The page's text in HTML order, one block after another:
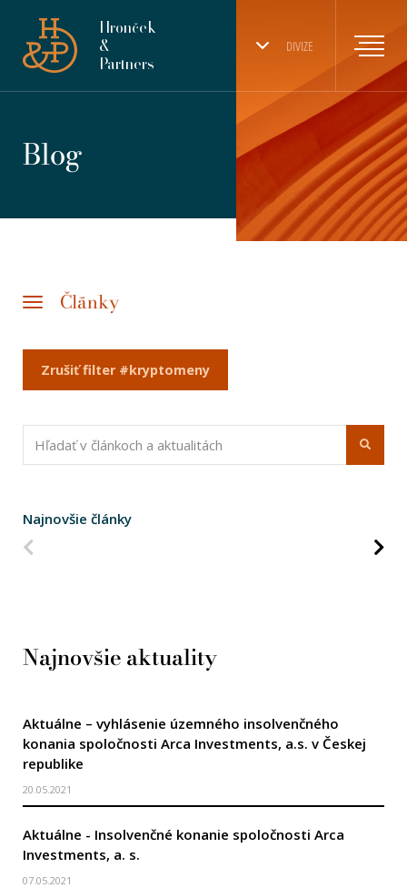
DIVIZE
Hronček
&
Partners
Blog
Články
Zrušiť filter #kryptomeny
Najnovšie články
Najnovšie aktuality
Aktuálne – vyhlásenie územného insolvenčného
konania spoločnosti Arca Investments, a.s. v Českej
republike
20.05.2021
Aktuálne - Insolvenčné konanie spoločnosti Arca
Investments, a. s.
07.05.2021